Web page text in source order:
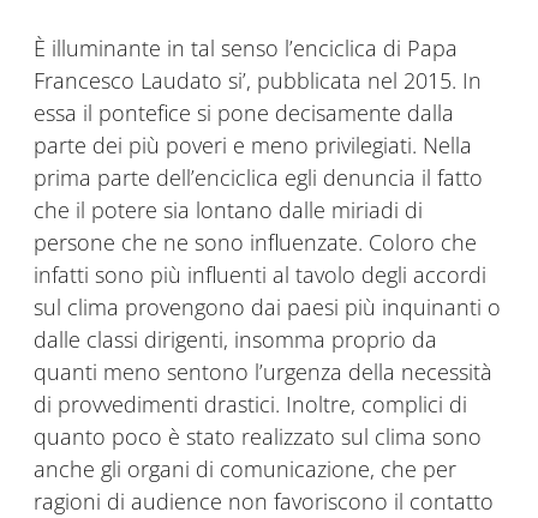
È illuminante in tal senso l’enciclica di Papa
Francesco Laudato si’, pubblicata nel 2015. In
essa il pontefice si pone decisamente dalla
parte dei più poveri e meno privilegiati. Nella
prima parte dell’enciclica egli denuncia il fatto
che il potere sia lontano dalle miriadi di
persone che ne sono influenzate. Coloro che
infatti sono più influenti al tavolo degli accordi
sul clima provengono dai paesi più inquinanti o
dalle classi dirigenti, insomma proprio da
quanti meno sentono l’urgenza della necessità
di provvedimenti drastici. Inoltre, complici di
quanto poco è stato realizzato sul clima sono
anche gli organi di comunicazione, che per
ragioni di audience non favoriscono il contatto